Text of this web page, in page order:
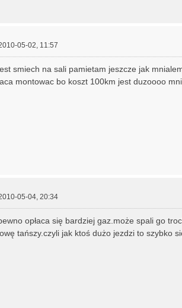
05-02, 11:57
smiech na sali pamietam jeszcze jak
montowac bo koszt 100km jest duzoooo
05-04, 20:34
opłaca się bardziej gaz.może spali go
tańszy.czyli jak ktoś dużo jezdzi to szybko